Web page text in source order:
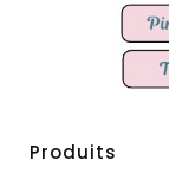
Produits